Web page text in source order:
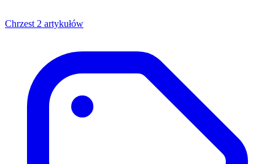
Chrzest 2 artykułów